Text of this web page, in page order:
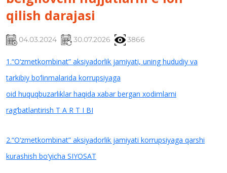
qilish darajasi
04.03.2024 30.07.2026 3866
1.“O‘zmetkombinat” aksiyadorlik jamiyati, uning hududiy va
tarkibiy bo‘linmalarida korrupsiyaga
oid huquqbuzarliklar haqida xabar bergan xodimlarni
rag‘batlantirish T A R T I BI
2.“O‘zmetkombinat” aksiyadorlik jamiyati korrupsiyaga qarshi
kurashish bo‘yicha SIYOSAT